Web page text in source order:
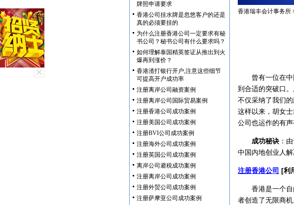
牌照申请要求
香港公司挂水牌是忽悠客户的还是
真的必须要挂的
为什么注册香港公司一定要求有秘
书公司？秘书公司有什么要求吗？
如何理解泰国精英签证从推出到火
爆再到涨价？
香港渣打银行开户,注意这些细节
可提高开户成功率
注册离岸公司融资案例
注册离岸公司国际贸易案例
注册香港公司成功案例
注册美国公司成功案例
注册BVI公司成功案例
注册海外公司成功案例
注册英国公司成功案例
离岸公司避税成功案例
注册离岸公司成功案例
注册外贸公司成功案例
注册萨摩亚公司成功案例
香港瑞丰会计事务所
曾有一位在中
到合适的突破口
不仅采纳了我们
这样以来，胡女
公司也运作的有声
成功秘诀 ：
中国内地创业人解
注册香港公司 [利
香港是一个自
者创造了无限商